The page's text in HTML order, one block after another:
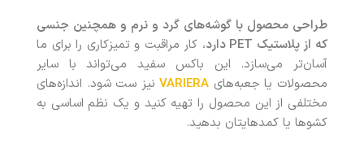
طراحی محصول با گوشه‌های گرد و نرم و همچنین جنسی
که از پلاستیک PET دارد، کار مراقبت و تمیزکاری را برای ما
آسان‌تر می‌سازد. این باکس سفید می‌تواند با سایر
محصولات یا جعبه‌های VARIERAنیز ست شود. اندازه‌های
مختلفی از این محصول را تهیه کنید و یک نظم اساسی به
کشوها یا کمدهایتان بدهید.